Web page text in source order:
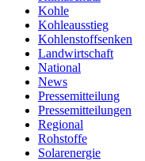
Kohle
Kohleausstieg
Kohlenstoffsenken
Landwirtschaft
National
News
Pressemitteilung
Pressemitteilungen
Regional
Rohstoffe
Solarenergie